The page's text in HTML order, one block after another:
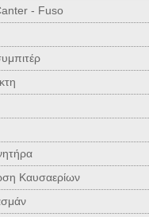
- Fuso
Καυσαερίων